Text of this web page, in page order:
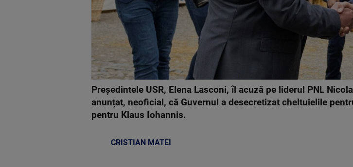
Președintele USR, Elena Lasconi, îl acuză pe liderul PNL
anunțat, neoficial, că Guvernul a desecretizat cheltuielile
pentru Klaus Iohannis.
CRISTIAN MATEI